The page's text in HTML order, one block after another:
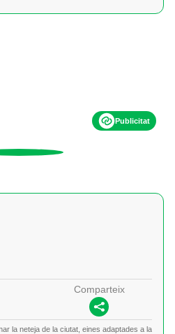
Publicitat
Comparteix
la neteja de la ciutat, eines adaptades a la